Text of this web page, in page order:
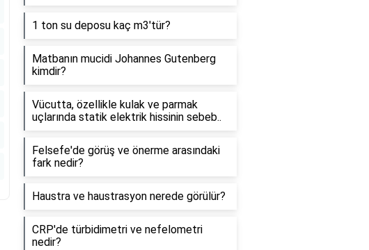
1 ton su deposu kaç m3'tür?
Matbanın mucidi Johannes Gutenberg
kimdir?
Vücutta, özellikle kulak ve parmak
uçlarında statik elektrik hissinin sebeb..
Felsefe'de görüş ve önerme arasındaki
fark nedir?
Haustra ve haustrasyon nerede görülür?
CRP'de türbidimetri ve nefelometri
nedir?